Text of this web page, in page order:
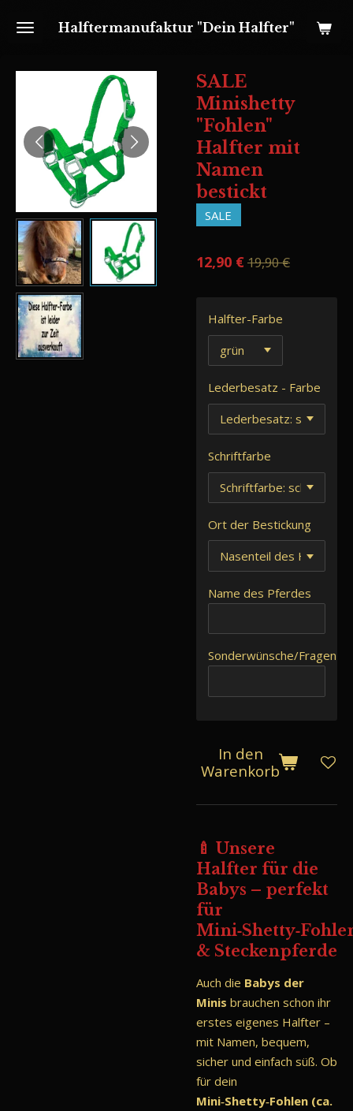
Hauptinhalt
Halftermanufaktur "Dein Halfter"
SALE
Minishetty
"Fohlen"
Halfter mit
Namen
bestickt
SALE
12,90 €19,90 €
Halfter-Farbe
Lederbesatz - Farbe
Schriftfarbe
Ort der Bestickung
Name des Pferdes
Sonderwünsche/Fragen
In den
Warenkorb
🍼 Unsere
Halfter für die
Babys – perfekt
für
& Steckenpferde
Auch die Babys der
Minis brauchen schon ihr
erstes eigenes Halfter –
mit Namen, bequem,
sicher und einfach süß. Ob
für dein
Mini‑Shetty‑Fohlen (ca.